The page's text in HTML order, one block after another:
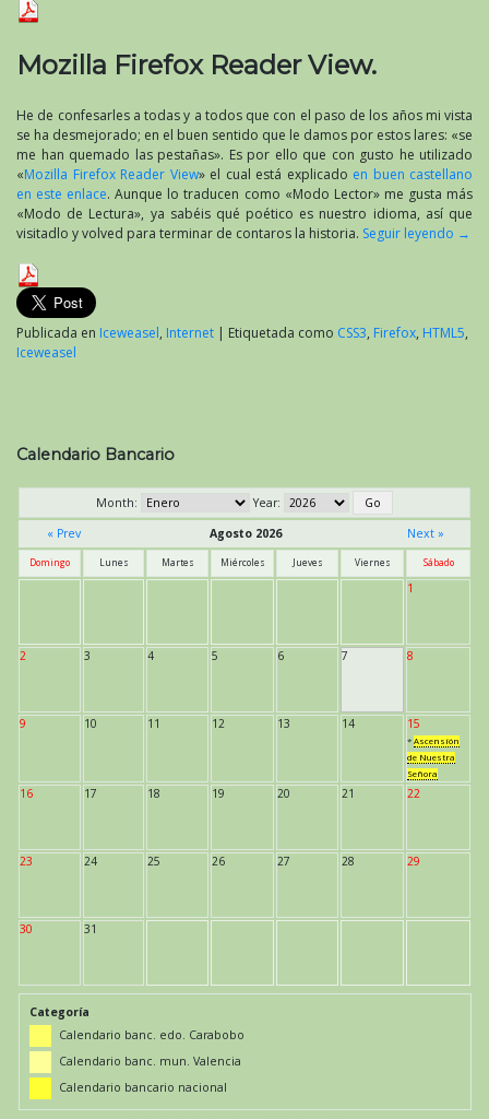
Mozilla Firefox Reader View.
He de confesarles a todas y a todos que con el paso de los años mi vista
se ha desmejorado; en el buen sentido que le damos por estos lares: «se
me han quemado las pestañas». Es por ello que con gusto he utilizado
«Mozilla Firefox Reader View» el cual está explicado en buen castellano
en este enlace. Aunque lo traducen como «Modo Lector» me gusta más
«Modo de Lectura», ya sabéis qué poético es nuestro idioma, así que
visitadlo y volved para terminar de contaros la historia. Seguir leyendo →
Publicada en Iceweasel, Internet | Etiquetada como CSS3, Firefox, HTML5,
Iceweasel
Calendario Bancario
Month:
Year:
« Prev
Agosto 2026 Next »
Domingo Lunes Martes Miércoles Jueves Viernes Sábado
1
2 3 4 5 6 7 8
9 10 11 12 13 14 15
* Ascensión
de Nuestra
Señora
16 17 18 19 20 21 22
23 24 25 26 27 28 29
30 31
Categoría
Calendario banc. edo. Carabobo
Calendario banc. mun. Valencia
Calendario bancario nacional